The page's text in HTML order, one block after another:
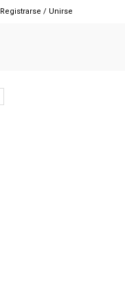
Registrarse / Unirse